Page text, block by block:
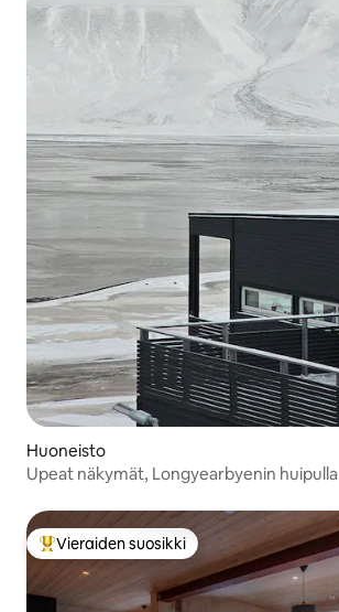
Huoneisto
Upeat näkymät, Longyearbyenin huipulla
Vieraiden suosikkien parhaimmistoa
Vieraiden suosikki